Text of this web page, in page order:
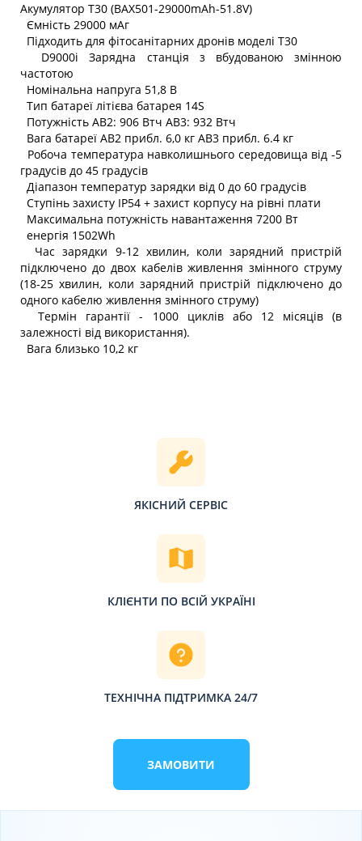
Акумулятор T30 (BAX501-29000mAh-51.8V)
Ємність 29000 мАг
Підходить для фітосанітарних дронів моделі Т30
D9000i Зарядна станція з вбудованою змінною
частотою
Номінальна напруга 51,8 В
Тип батареї літієва батарея 14S
Потужність AB2: 906 Втч AB3: 932 Втч
Вага батареї AB2 прибл. 6,0 кг AB3 прибл. 6.4 кг
Робоча температура навколишнього середовища від -5
градусів до 45 градусів
Діапазон температур зарядки від 0 до 60 градусів
Ступінь захисту IP54 + захист корпусу на рівні плати
Максимальна потужність навантаження 7200 Вт
енергія 1502Wh
Час зарядки 9-12 хвилин, коли зарядний пристрій
підключено до двох кабелів живлення змінного струму
(18-25 хвилин, коли зарядний пристрій підключено до
одного кабелю живлення змінного струму)
Термін гарантії - 1000 циклів або 12 місяців (в
залежності від використання).
Вага близько 10,2 кг
ЯКІСНИЙ СЕРВІС
КЛІЄНТИ ПО ВСІЙ УКРАЇНІ
ТЕХНІЧНА ПІДТРИМКА 24/7
ЗАМОВИТИ